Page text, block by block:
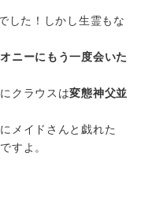
した！しかし生霊もな
ニーにもう一度会いた
クラウスは変態神父並
メイドさんと戯れた
すよ。